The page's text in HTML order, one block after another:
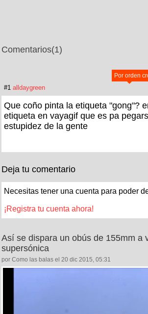
Comentarios(1)
Por orden
#1 alldaygreen
Que coño pinta la etiqueta "gong"?
etiqueta en vayagif que es pa
estupidez de la gente
Deja tu comentario
Necesitas tener una cuenta para poder
¡Registra tu cuenta ahora!
Así se dispara un obús de 155mm a
supersónica
por Como las balas el 20 dic 2015, 05:31